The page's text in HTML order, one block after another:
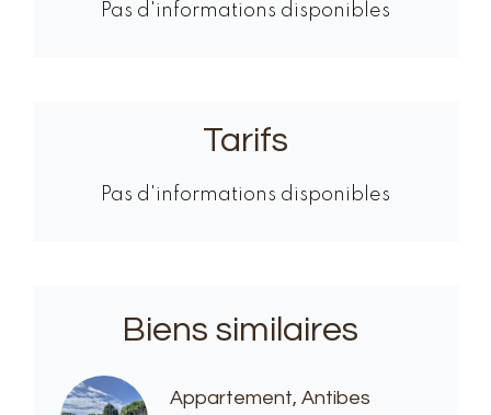
Pas d'informations disponibles
Tarifs
Pas d'informations disponibles
Biens similaires
Appartement, Antibes